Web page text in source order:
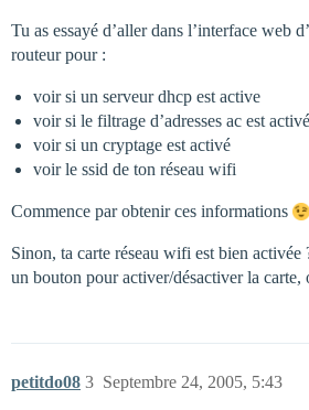
Tu as essayé d’aller dans l’interface web
routeur pour :
voir si un serveur dhcp est active
voir si le filtrage d’adresses ac est activé
voir si un cryptage est activé
voir le ssid de ton réseau wifi
Commence par obtenir ces informations
Sinon, ta carte réseau wifi est bien activée
un bouton pour activer/désactiver la carte,
petitdo08 Septembre 24, 2005, 5:43
3